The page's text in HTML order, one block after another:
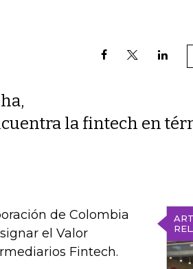
la fintech en
de Colombia
el Valor
Fintech.